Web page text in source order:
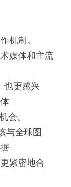
机制。
媒体和主流
也更感兴
会。
与全球图
紧密地合